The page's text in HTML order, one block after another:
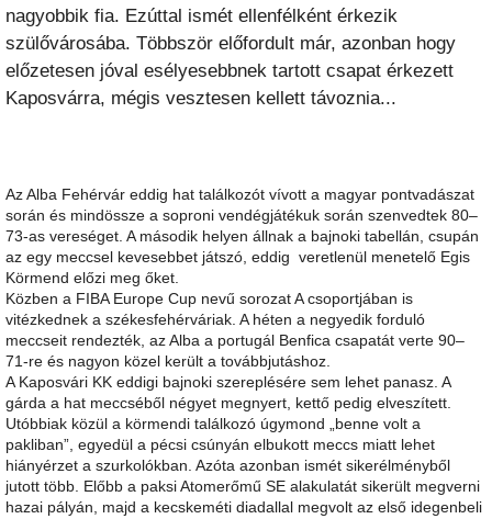
nagyobbik fia. Ezúttal ismét ellenfélként érkezik
szülővárosába. Többször előfordult már, azonban hogy
előzetesen jóval esélyesebbnek tartott csapat érkezett
Kaposvárra, mégis vesztesen kellett távoznia...
Az Alba Fehérvár eddig hat találkozót vívott a magyar pontvadászat
során és mindössze a soproni vendégjátékuk során szenvedtek 80–
73-as vereséget. A második helyen állnak a bajnoki tabellán, csupán
az egy meccsel kevesebbet játszó, eddig veretlenül menetelő Egis
Körmend előzi meg őket.
Közben a FIBA Europe Cup nevű sorozat A csoportjában is
vitézkednek a székesfehérváriak. A héten a negyedik forduló
meccseit rendezték, az Alba a portugál Benfica csapatát verte 90–
71-re és nagyon közel került a továbbjutáshoz.
A Kaposvári KK eddigi bajnoki szereplésére sem lehet panasz. A
gárda a hat meccséből négyet megnyert, kettő pedig elveszített.
Utóbbiak közül a körmendi találkozó úgymond „benne volt a
pakliban”, egyedül a pécsi csúnyán elbukott meccs miatt lehet
hiányérzet a szurkolókban. Azóta azonban ismét sikerélményből
jutott több. Előbb a paksi Atomerőmű SE alakulatát sikerült megverni
hazai pályán, majd a kecskeméti diadallal megvolt az első idegenbeli